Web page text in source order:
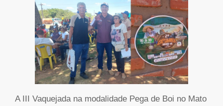
A III Vaquejada na modalidade Pega de Boi no Mato